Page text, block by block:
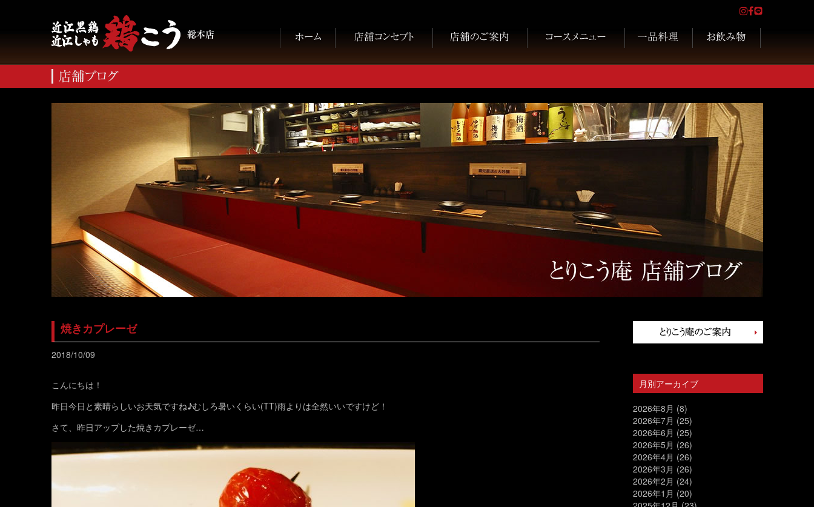
焼きカプレーゼ
2018/10/09
こんにちは！
昨日今日と素晴らしいお天気ですね♪むしろ暑いくらい(TT)雨よりは全然いいですけど！
さて、昨日アップした焼きカプレーゼ…
月別アーカイブ
2026年8月 (8)
2026年7月 (25)
2026年6月 (25)
2026年5月 (26)
2026年4月 (26)
2026年3月 (26)
2026年2月 (24)
2026年1月 (20)